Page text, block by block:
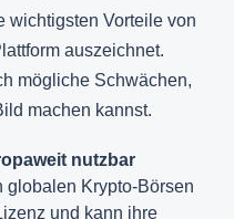
wichtigsten Vorteile von
auszeichnet.
mögliche Schwächen,
machen kannst.
nutzbar
globalen Krypto-Börsen
und kann ihre